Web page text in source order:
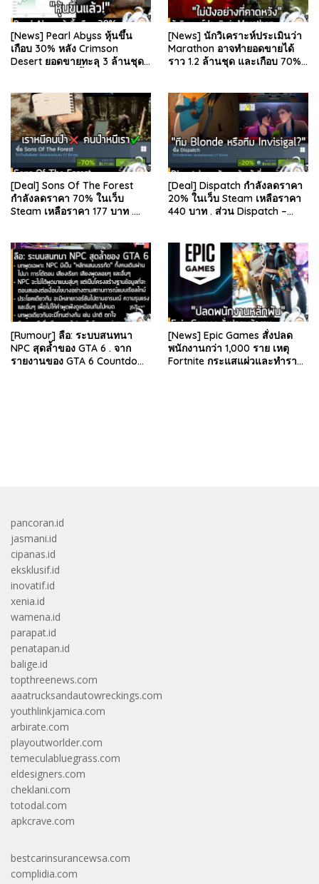
[News] Pearl Abyss หุ้นขึ้น
เกือบ 30% หลัง Crimson
Desert ยอดขายทะลุ 3 ล้านชุด
[News] นักวิเคราะห์ประเมินว่า
Marathon อาจทำยอดขายได้
ราว 1.2 ล้านชุด และเกือบ 70%
[Deal] Sons Of The Forest
กำลังลดราคา 70% ในเว็บ
Steam เหลือราคา 177 บาท .
[Deal] Dispatch กำลังลดราคา
20% ในเว็บ Steam เหลือราคา
440 บาท . ส่วน Dispatch –
[Rumour] ลือ: ระบบสนทนา
NPC สุดล้ำของ GTA 6 . จาก
รายงานของ GTA 6 Countdown
[News] Epic Games สั่งปลด
พนักงานกว่า 1,000 ราย เหตุ
Fortnite กระแสแผ่วและทำราย
pancoran.id
jasmani.id
cipanas.id
eksklusif.id
inovatif.id
xenia.id
wamena.id
parapat.id
penatapan.id
balige.id
topthreenews.com
aaatrucksandautowreckings.com
youthlinkjamica.com
arbirate.com
playoutworlder.com
temeculabluegrass.com
eldesigners.com
cheklani.com
totodal.com
apkcrave.com
bestcarinsurancewsa.com
complidia.com